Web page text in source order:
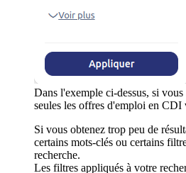
Dans l'exemple ci-dessus, si
seules les offres d'emploi en CDI
Si vous obtenez trop peu de
certains mots-clés ou certains
recherche.
Les filtres appliqués à votre